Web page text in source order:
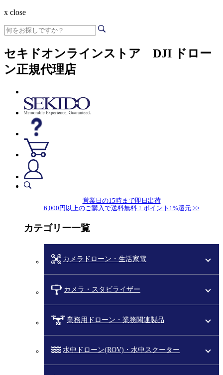
x close
セキドオンラインストア DJI ドロー
ン正規代理店
営業日の15時まで即日出荷
6,000円以上のご購入で送料無料！ポイント1%還元 >>
カテゴリー一覧
カメラドローン・生活家電
カメラ・スタビライザー
業務用ドローン・業務関連製品
水中ドローン(ROV)・水中スクーター